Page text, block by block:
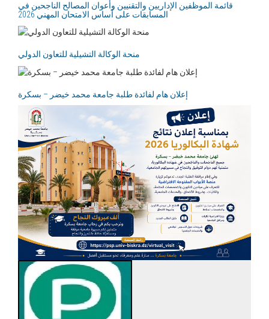
قائمة الموظفين الإداريين والتقنيين وأعوان المصالح الناجحين في
المسابقات على أساس الامتحان المهني 2026
منحة الوكالة التشيلية للتعاون الدولي
إعلان هام لفائدة طلبة جامعة محمد خيضر – بسكرة